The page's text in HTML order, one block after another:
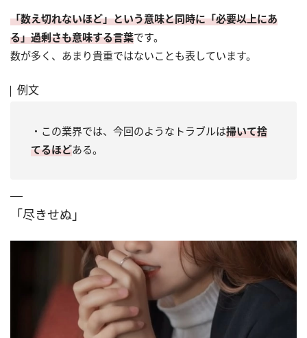
「数え切れないほど」という意味と同時に「必要以上にあ
る」過剰さも意味する言葉です。
数が多く、あまり貴重ではないことも表しています。
例文
・この業界では、今回のようなトラブルは掃いて捨
てるほどある。
「尽きせぬ」